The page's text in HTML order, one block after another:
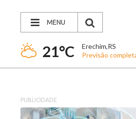
MENU
21°C
Erechim,RS
Previsão
PUBLICIDADE